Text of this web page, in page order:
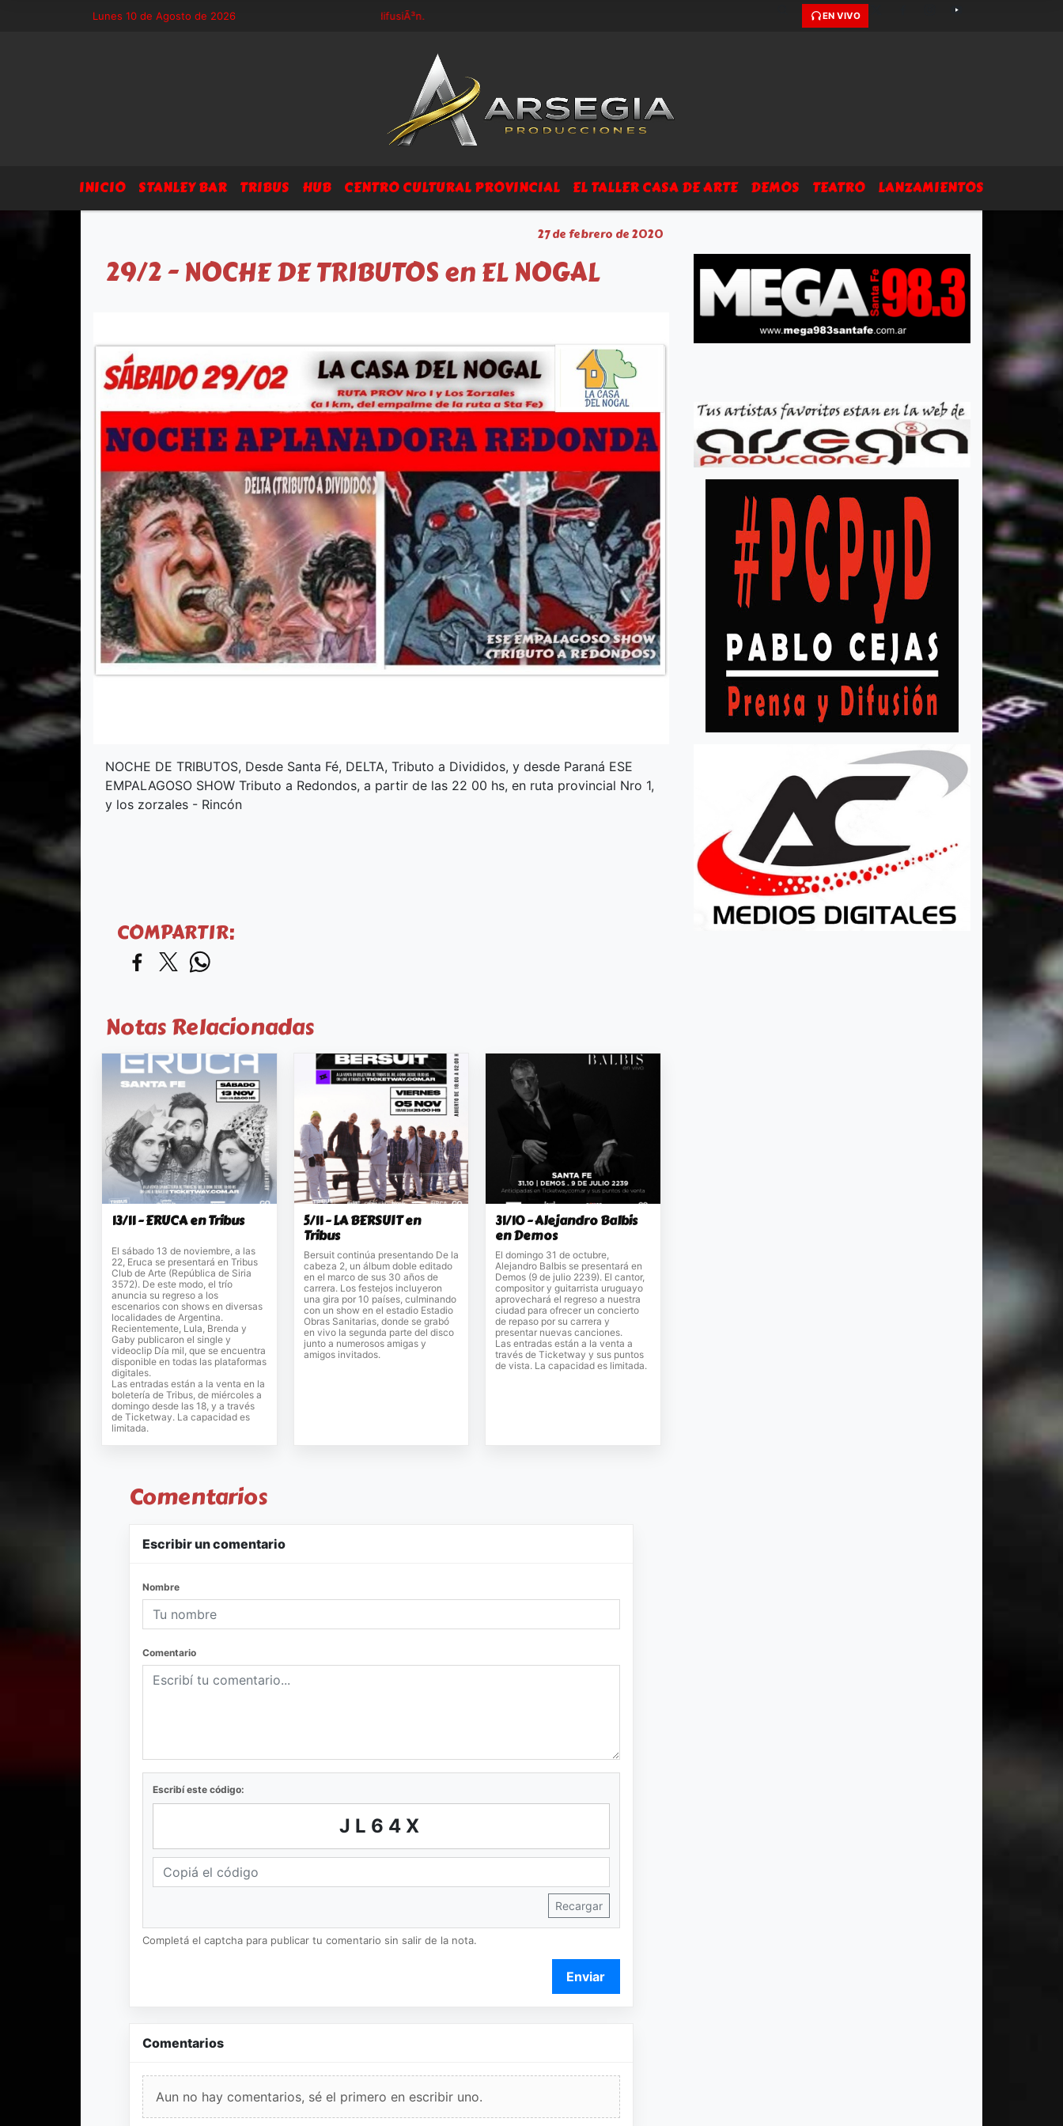
Lunes 10 de Agosto de 2026
Sitio exclusivo de Arsegia Producciones, agenda, eventos, prensa y difusiÃ³n. EN VIVO
INICIO STANLEY BAR TRIBUS HUB CENTRO CULTURAL PROVINCIAL EL TALLER CASA DE ARTE DEMOS TEATRO LANZAMIENTOS
27 de febrero de 2020
29/2 - NOCHE DE TRIBUTOS en EL NOGAL
NOCHE DE TRIBUTOS, Desde Santa Fé, DELTA, Tributo a Divididos, y desde Paraná ESE
EMPALAGOSO SHOW Tributo a Redondos, a partir de las 22 00 hs, en ruta provincial Nro 1,
y los zorzales - Rincón
COMPARTIR:
Notas Relacionadas
13/11 - ERUCA en Tribus
El sábado 13 de noviembre, a las
22, Eruca se presentará en Tribus
Club de Arte (República de Siria
3572). De este modo, el trío
anuncia su regreso a los
escenarios con shows en diversas
localidades de Argentina.
Recientemente, Lula, Brenda y
Gaby publicaron el single y
videoclip Día mil, que se encuentra
disponible en todas las plataformas
digitales.
Las entradas están a la venta en la
boletería de Tribus, de miércoles a
domingo desde las 18, y a través
de Ticketway. La capacidad es
limitada.
5/11 - LA BERSUIT en
Tribus
Bersuit continúa presentando De la
cabeza 2, un álbum doble editado
en el marco de sus 30 años de
carrera. Los festejos incluyeron
una gira por 10 países, culminando
con un show en el estadio Estadio
Obras Sanitarias, donde se grabó
en vivo la segunda parte del disco
junto a numerosos amigas y
amigos invitados.
31/10 - Alejandro Balbis
en Demos
El domingo 31 de octubre,
Alejandro Balbis se presentará en
Demos (9 de julio 2239). El cantor,
compositor y guitarrista uruguayo
aprovechará el regreso a nuestra
ciudad para ofrecer un concierto
de repaso por su carrera y
presentar nuevas canciones.
Las entradas están a la venta a
través de Ticketway y sus puntos
de vista. La capacidad es limitada.
Comentarios
Escribir un comentario
Nombre
Comentario
Escribí este código:
JL64X
Recargar
Completá el captcha para publicar tu comentario sin salir de la nota.
Enviar
Comentarios
Aun no hay comentarios, sé el primero en escribir uno.